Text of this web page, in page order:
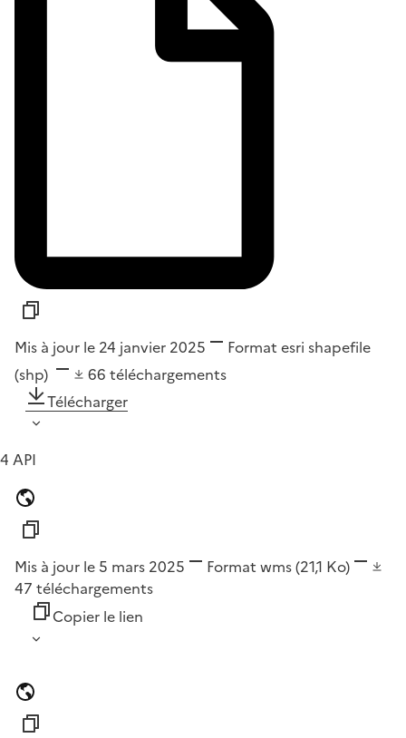
Mis à jour le 24 janvier 2025 Format esri shapefile
(shp)
66 téléchargements
Télécharger
4 API
Mis à jour le 5 mars 2025 Format wms(21,1 Ko)
47 téléchargements
Copier le lien